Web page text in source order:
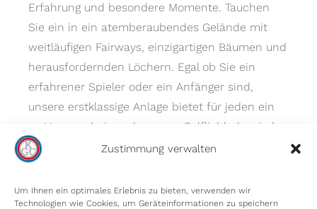
Zustimmung verwalten
Um Ihnen ein optimales Erlebnis zu bieten, verwenden wir
Technologien wie Cookies, um Geräteinformationen zu speichern
Erfahrung und besondere Momente. Tauchen
Sie ein in ein atemberaubendes Gelände mit
weitläufigen Fairways, einzigartigen Bäumen und
herausfordernden Löchern. Egal ob Sie ein
erfahrener Spieler oder ein Anfänger sind,
unsere erstklassige Anlage bietet für jeden ein
zu Hause – bei uns kommen Golfliebhaber jeder
Spielstärke auf ihre Kosten.